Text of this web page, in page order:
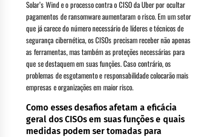
Solar’s Wind e o processo contra o CISO da Uber por ocultar
pagamentos de ransomware aumentaram o risco. Em um setor
que já carece do número necessário de líderes e técnicos de
segurança cibernética, os CISOs precisam receber não apenas
as ferramentas, mas também as proteções necessárias para
que se destaquem em suas funções. Caso contrário, os
problemas de esgotamento e responsabilidade colocarão mais
empresas e organizações em maior risco.
Como esses desafios afetam a eficácia
geral dos CISOs em suas funções e quais
medidas podem ser tomadas para